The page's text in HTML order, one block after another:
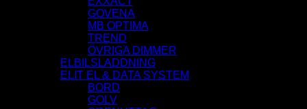
GOVENA
MB OPTIMA
TREND
ÖVRIGA DIMMER
ELBILSLADDNING
ELIT EL & DATA SYSTEM
BORD
GOLV